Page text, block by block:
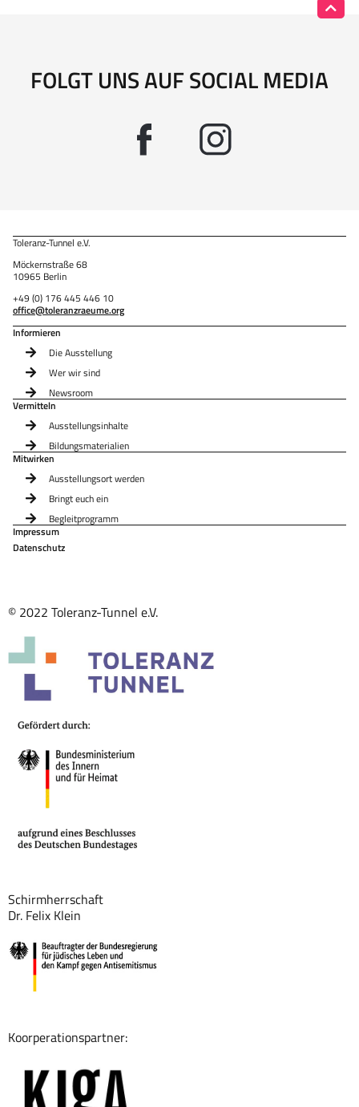
FOLGT UNS AUF SOCIAL MEDIA
Toleranz-Tunnel e.V.
Möckernstraße 68
10965 Berlin
+49 (0) 176 445 446 10
office@toleranzraeume.org
Informieren
Die Ausstellung
Wer wir sind
Newsroom
Vermitteln
Ausstellungsinhalte
Bildungsmaterialien
Mitwirken
Ausstellungsort werden
Bringt euch ein
Begleitprogramm
Impressum
Datenschutz
© 2022 Toleranz-Tunnel e.V.
Schirmherrschaft
Dr. Felix Klein
Koorperationspartner: